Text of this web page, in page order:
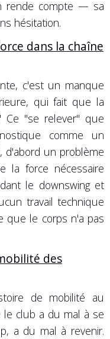
rende compte — sa
hésitation.
dans la chaîne
c'est un manque
qui fait que la
Ce "se relever" que
comme un
d'abord un problème
la force nécessaire
le downswing et
travail technique
que le corps n'a pas
des
de mobilité au
club a du mal à se
a du mal à revenir.